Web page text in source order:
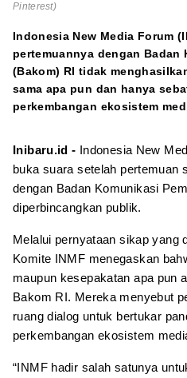
Pinterest)
Indonesia New Media Forum
pertemuannya dengan Badan
(Bakom) RI tidak
sama apa pun dan hanya
perkembangan ekosistem
Inibaru.id - Indonesia New
buka suara setelah pertemuan
dengan Badan Komunikasi
diperbincangkan publik.
Melalui pernyataan sikap yang
Komite INMF menegaskan
maupun kesepakatan apa pun
Bakom RI. Mereka menyebut
ruang dialog untuk bertukar
perkembangan ekosistem
“INMF hadir salah satunya